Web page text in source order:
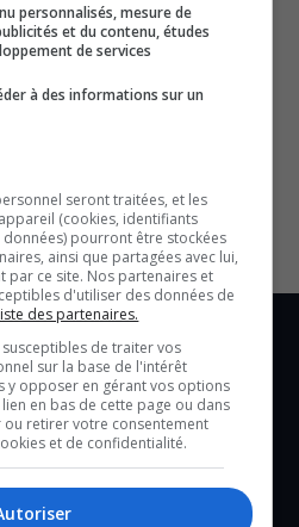
C’EST PROTÉGER NOTRE
ÉCONOMIE
personnalisés, mesure de
et du contenu, études
de services
à des informations sur un
seront traitées, et les
(cookies, identifiants
pourront être stockées
ainsi que partagées avec lui,
par ce site. Nos partenaires et
d'utiliser des données de
des partenaires.
de traiter vos
sur la base de l'intérêt
y opposer en gérant vos options
en bas de cette page ou dans
retirer votre consentement
et de confidentialité.